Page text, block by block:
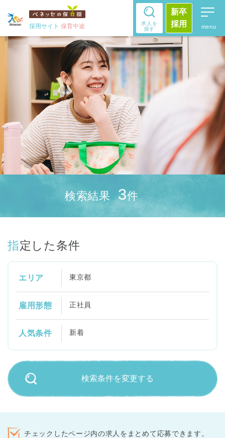
採用サイト 保育中途
求人を
探す
新卒
採用
検索結果 3件
指定した条件
エリア 東京都
雇用形態 正社員
人気条件 新着
検索条件を変更する
チェックしたページ内の求人をまとめて応募できます。